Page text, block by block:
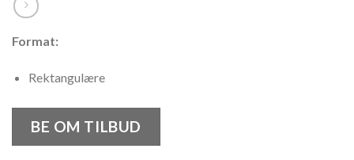
Format:
Rektangulære
BE OM TILBUD